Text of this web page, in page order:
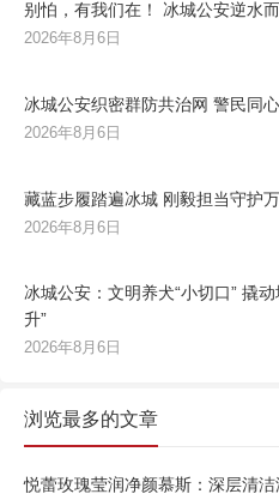
别怕，有我们在！ 冰城公安逆水
2026年8月6日
冰城公安织密群防共治网 警民同
2026年8月6日
藏蓝步履踏遍冰城 刚毅担当守护
2026年8月6日
冰城公安：文明养犬“小切口” 撬
升”
2026年8月6日
浏览最多的文章
悦蕾玫瑰莹润净颜慕斯：深层清